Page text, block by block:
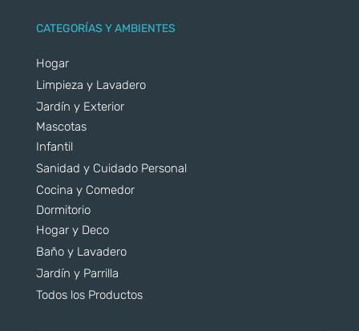
CATEGORÍAS Y AMBIENTES
Hogar
Limpieza y Lavadero
Jardín y Exterior
Mascotas
Infantil
Sanidad y Cuidado Personal
Cocina y Comedor
Dormitorio
Hogar y Deco
Baño y Lavadero
Jardín y Parrilla
Todos los Productos